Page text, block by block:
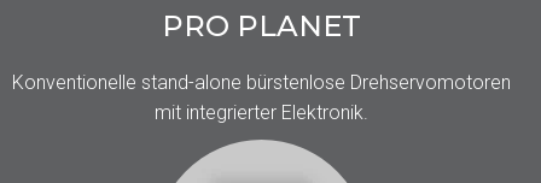
PRO PLANET
Konventionelle stand-alone bürstenlose Drehservomotoren
mit integrierter Elektronik.